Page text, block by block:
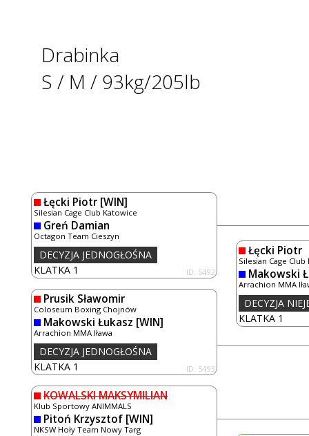
Drabinka
S / M / 93kg/205lb
Łęcki Piotr [WIN]
Silesian Cage Club Katowice
Greń Damian
Octagon Team Cieszyn
KLATKA 1 ID: 5492
DECYZJA JEDNOGŁOŚNA
Prusik Sławomir
Coloseum Boxing Chojnów
Makowski Łukasz [WIN]
Arrachion MMA Iława
KLATKA 1 ID: 5493
DECYZJA JEDNOGŁOŚNA
KOWALSKI MAKSYMILIAN
Klub Sportowy ANIMMALS
Pitoń Krzysztof [WIN]
NKSW Hoły Team Nowy Targ
Łęcki Piotr
Silesian Cage
Makowski
Arrachion MMA
KLATKA 1
DECYZJA